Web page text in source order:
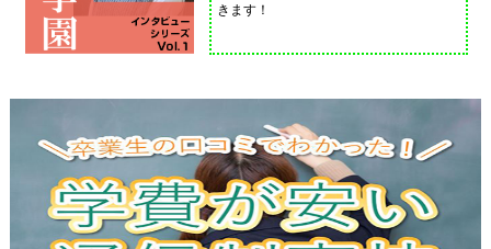
きます！